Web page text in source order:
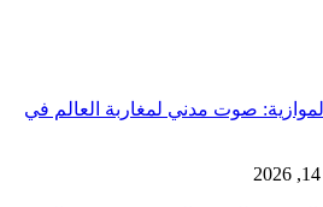
الموازية: صوت مدني لمغاربة العالم في